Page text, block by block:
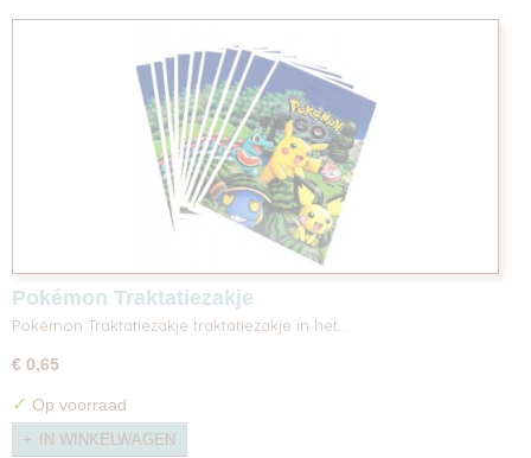
Pokémon Traktatiezakje
Pokémon Traktatiezakje traktatiezakje in het…
€ 0,65
✓ Op voorraad
IN WINKELWAGEN